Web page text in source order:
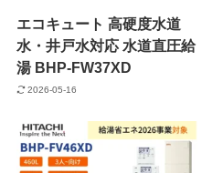
エコキュート 高硬度水道
水・井戸水対応 水道直圧給
湯 BHP-FW37XD
2026-05-16